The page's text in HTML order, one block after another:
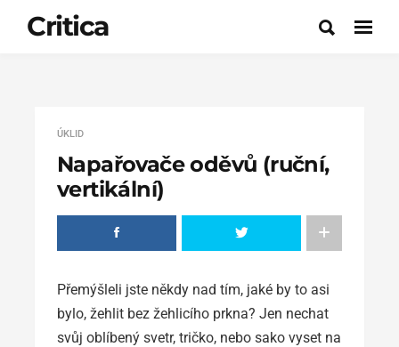
Critica
ÚKLID
Napařovače oděvů (ruční,
vertikální)
Přemýšleli jste někdy nad tím, jaké by to asi
bylo, žehlit bez žehlicího prkna? Jen nechat
svůj oblíbený svetr, tričko, nebo sako vyset na